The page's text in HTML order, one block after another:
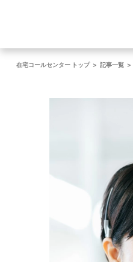
在宅コールセンター トップ > 記事一覧 >